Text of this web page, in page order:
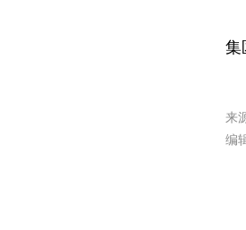
集
来
编